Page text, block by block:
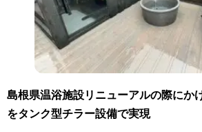
島根県温浴施設リニューアルの際にか
をタンク型チラー設備で実現